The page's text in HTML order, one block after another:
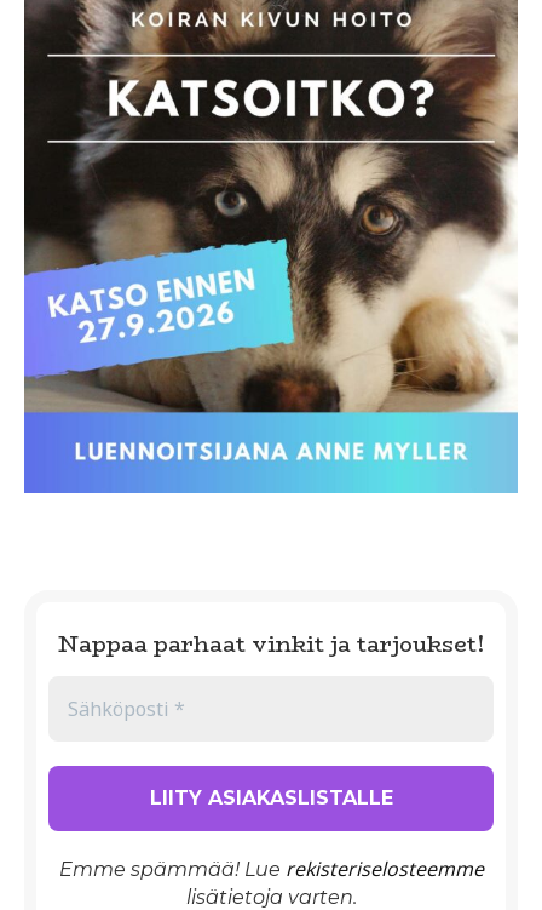
Nappaa parhaat vinkit ja tarjoukset!
Emme spämmää! Lue rekisteriselosteemme
lisätietoja varten.